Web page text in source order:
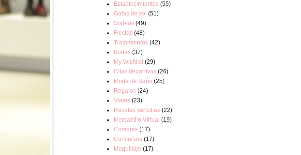
Establecimientos (55)
Gafas de sol (51)
Sorteos (49)
Fiestas (48)
Tratamientos (42)
Bodas (37)
My Wishlist (29)
Citas deportivas (26)
Moda de Baño (25)
Regalos (24)
Viajes (23)
Recetas sencillas (22)
Mercadillo Virtual (19)
Compras (17)
Concursos (17)
Maquillaje (17)